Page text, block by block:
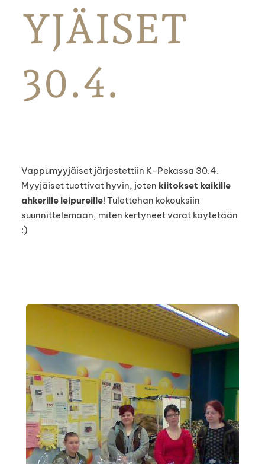
YJÄISET
30.4.
Vappumyyjäiset järjestettiin K-Pekassa 30.4.
Myyjäiset tuottivat hyvin, joten kiitokset kaikille
ahkerille leipureille! Tulettehan kokouksiin
suunnittelemaan, miten kertyneet varat käytetään
:)